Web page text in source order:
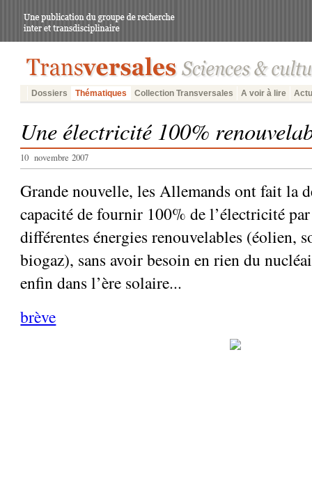
Dossiers Thématiques Collection Transversales A voir à lire
Une électricité 100%
10 novembre 2007
Grande nouvelle, les Allemands ont fait la
capacité de fournir 100% de l’électricité
différentes énergies renouvelables (éolien,
biogaz), sans avoir besoin en rien du
enfin dans l’ère solaire...
brève